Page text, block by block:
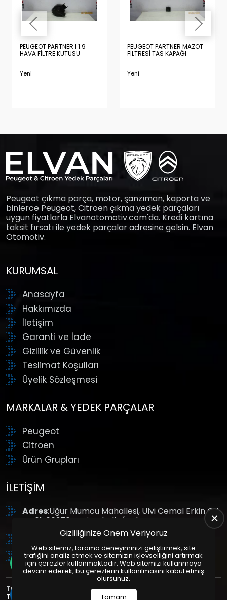
PEUGEOT PARTNER I 1.9
HAVA FİLTRE KUTUSU
Yeni
PEUGEOT PARTNER MAZOT
FİLTRESİ TAS KAPAĞI
Yeni
Peugeot çıkma parça, motor, şanzıman, kaporta ve
binlerce Peugeot, Citroen çıkma yedek parçaları
uygun fiyatlarla Elvanotomotiv.com'da. Kredi kartına
taksit fırsatı ile yedek parçalar adresine gelsin. Elvan
Otomotiv.
KURUMSAL
Anasayfa
Hakkımızda
İletişim
Garanti ve İade
Gizlilik ve Güvenlik
Teslimat Koşulları
Üyelik Sözleşmesi
MARKALAR & YEDEK PARÇALAR
Peugeot
Citroen
Ürün Grupları
İLETIŞIM
Adres:Uğur Mumcu Mahallesi, Ulvi Cemal Erkin Cd.
No:61, 06370 Yenimahalle/Ankara
: +90 (312) 354 8888
GSM: +90 (532) 343 4085
Tüm Hakları Saklıdır. | Bu site Us Yazılım
Tasarım
Paketleri ile Hazırlanmıştır. © 2025
Gizliliğinize Önem Veriyoruz
Web sitemiz, tarama deneyiminizi geliştirmek, site
trafiğini analiz etmek ve sitemizin işlevselliğini artırmak
için çerezler kullanmaktadır. Web sitemizi kullanmaya
devam ederek, bu çerezlerin kullanılmasını kabul etmiş
olursunuz.
Tamam